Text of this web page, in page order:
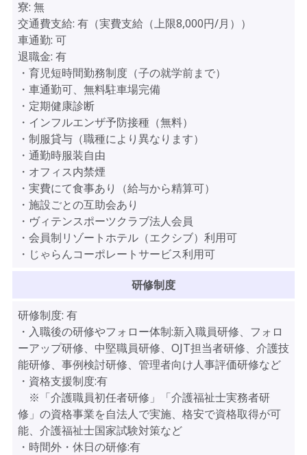
寮: 無
交通費支給: 有（実費支給（上限8,000円/月））
車通勤: 可
退職金: 有
・育児短時間勤務制度（子の就学前まで）
・車通勤可、無料駐車場完備
・定期健康診断
・インフルエンザ予防接種（無料）
・制服貸与（職種により異なります）
・通勤時服装自由
・オフィス内禁煙
・実費にて食事あり（給与から精算可）
・施設ごとの互助会あり
・ヴィテンスポーツクラブ法人会員
・会員制リゾートホテル（エクシブ）利用可
・じゃらんコーポレートサービス利用可
研修制度
研修制度: 有
・入職後の研修やフォロー体制:新入職員研修、フォロ
ーアップ研修、中堅職員研修、OJT担当者研修、介護技
能研修、事例検討研修、管理者向け人事評価研修など
・資格支援制度:有
※「介護職員初任者研修」「介護福祉士実務者研
修」の資格事業を自法人で実施、格安で資格取得が可
能、介護福祉士国家試験対策など
・時間外・休日の研修:有